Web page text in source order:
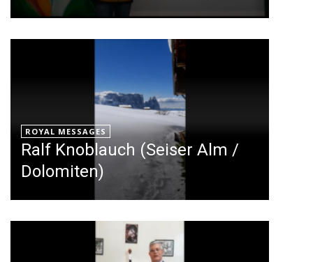
ROYAL MESSAGES
Ralf Knoblauch (Seiser Alm /
Dolomiten)